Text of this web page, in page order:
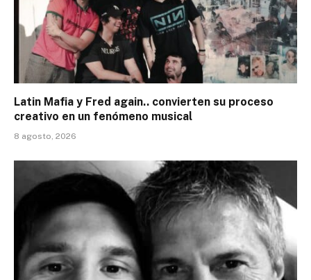
Latin Mafia y Fred again.. convierten su proceso
creativo en un fenómeno musical
8 agosto, 2026